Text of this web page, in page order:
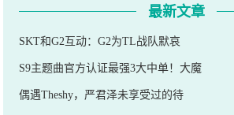
最新文章
SKT和G2互动：G2为TL战队默哀
S9主题曲官方认证最强3大中单！大魔
偶遇Theshy，严君泽未享受过的待